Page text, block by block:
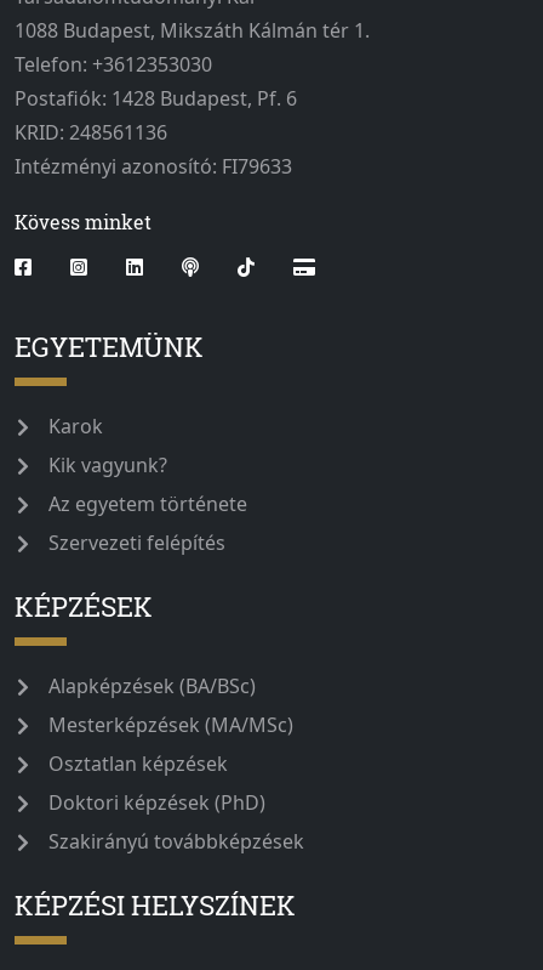
1088 Budapest, Mikszáth Kálmán tér 1.
Telefon: +3612353030
Postafiók: 1428 Budapest, Pf. 6
KRID: 248561136
Intézményi azonosító: FI79633
Kövess minket
EGYETEMÜNK
Karok
Kik vagyunk?
Az egyetem története
Szervezeti felépítés
KÉPZÉSEK
Alapképzések (BA/BSc)
Mesterképzések (MA/MSc)
Osztatlan képzések
Doktori képzések (PhD)
Szakirányú továbbképzések
KÉPZÉSI HELYSZÍNEK